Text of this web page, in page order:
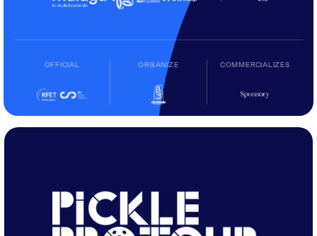
OFFICIAL ORGANIZE COMMERCIALIZES